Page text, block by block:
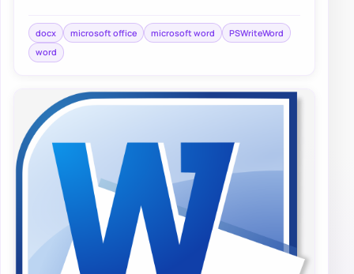
docx microsoft office microsoft word
PSWriteWord
word